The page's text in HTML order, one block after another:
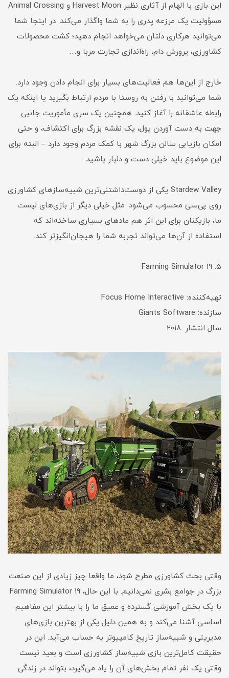
این بازی با الهام‌ از آثاری نظیر Harvest Moon و Animal Crossing
مسؤولیت یک مرزعه پدری را به شما واگذار می‌کند. در اینجا شما
می‌توانید هرکاری دلتان می‌خواهد انجام دهید؛ کشت محصولات
کشاورزی، پرورش دام، راه‌اندازی تجارت مربا و…
خارج از این‌ها هم فعالیت‌های بسیار برای انجام دادن وجود دارد.
شما می‌توانید با رفتن به روستا با مردم ارتباط بگیرید یا اینکه یک
رابطه عاشقانه را آغاز کنید. همچنین یک سری مأموریت جانبی
جهت به دست آوردن پول، یک نقشه بزرگ برای اکتشاف، و حتی
امکان بازیابی سالن بزرگ شهر با کمک مردم وجود دارد – البته برای
این موضوع باید خیلی دست و دلبار باشید.
Stardew Valley یکی از دوست‌داشتنی‌ترین شبیه‌سازهای کشاورزی
روی پی‌سی محسوب می‌شود. مثل خیلی دیگر از بازی‌های لیست
ما، بازیکنان برای این اثر هم مادهای بسیاری ساخته‌اند که
استفاده از آن‌ها می‌تواند تجربه شما را هیجان‌انگیزتر کند.
۵. Farming Simulator 19
تهیه‌کننده: Focus Home Interactive
سازنده: Giants Software
سال انتشار: ۲۰۱۸
وقتی بحث کشاورزی مطرح شود، ما واقعا چیز زیادی از این صنعت
بزرگ در جوامع بشری نمی‌دانیم. با این حال، Farming Simulator 19
با یک بخش آموزشی گسترده و عمیق ما را با بیشتر این مفاهیم
اساسی آشنا می‌کند و به همین دلیل یکی از بهترین بازی‌های
مدیریتی و شبیه‌ساز تاریخ کامپیوتر به حساب می‌آید. این در
حقیقت کامل‌ترین بازی شبیه‌ساز کشاورزی است و بعید نیست
وقتی یک نفر تمام بخش‌های آن را یاد می‌گیرد، بتواند در زندگی